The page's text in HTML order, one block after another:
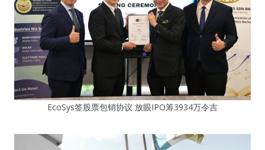
EcoSys签股票包销协议 放眼IPO筹3934万令吉